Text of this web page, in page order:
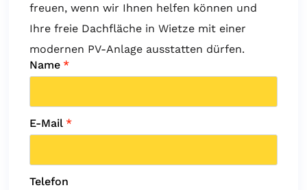
freuen, wenn wir Ihnen helfen können und
Ihre freie Dachfläche in Wietze mit einer
modernen PV-Anlage ausstatten dürfen.
Name *
E-Mail *
Telefon